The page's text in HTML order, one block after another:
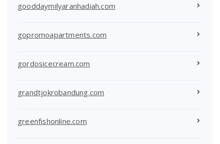
gooddaymilyaranhadiah.com
gopromoapartments.com
gordosicecream.com
grandtjokrobandung.com
greenfishonline.com